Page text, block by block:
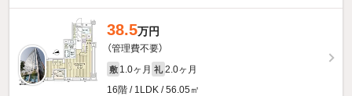
38.5万円
（管理費不要）
敷 1.0ヶ月 礼 2.0ヶ月
16階 / 1LDK / 56.05㎡